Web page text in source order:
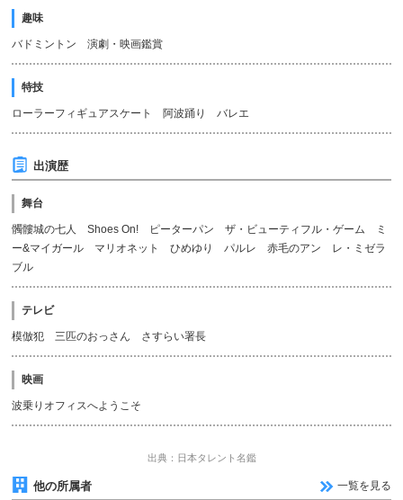
趣味
バドミントン 演劇・映画鑑賞
特技
ローラーフィギュアスケート 阿波踊り バレエ
出演歴
舞台
髑髏城の七人 Shoes On! ピーターパン ザ・ビューティフル・ゲーム ミ
ー&マイガール マリオネット ひめゆり パルレ 赤毛のアン レ・ミゼラ
ブル
テレビ
模倣犯 三匹のおっさん さすらい署長
映画
波乗りオフィスへようこそ
出典：日本タレント名鑑
他の所属者 一覧を見る